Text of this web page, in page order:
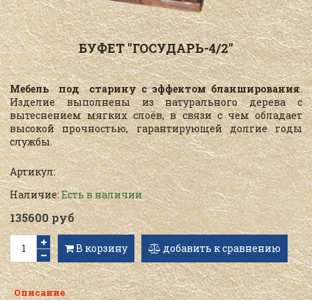
БУФЕТ "ГОСУДАРЬ-4/2"
Мебель под старину с эффектом бланширования.
Изделие выполнены из натурального дерева с
вытеснением мягких слоёв, в связи с чем обладает
высокой прочностью, гарантирующей долгие годы
службы.
Артикул:
Наличие:Есть в наличии
135600 руб
В корзину добавить к сравнению
Описание